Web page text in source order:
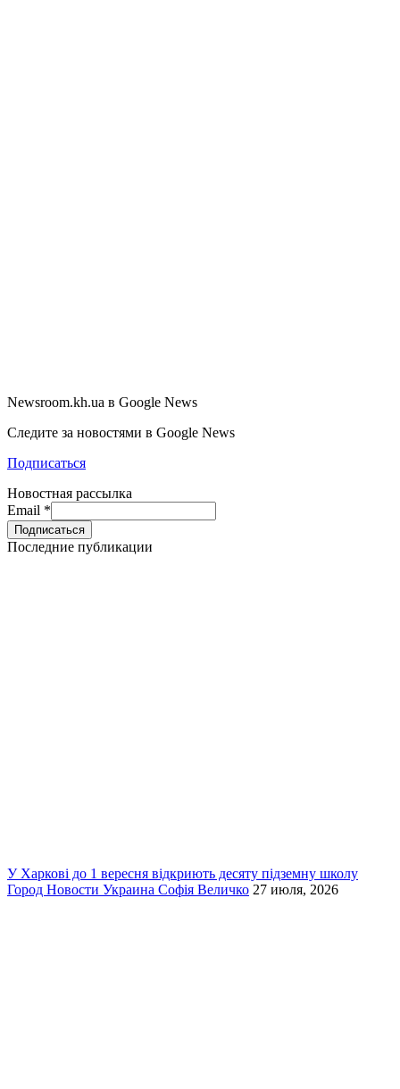
Newsroom.kh.ua в Google News
Следите за новостями в Google News
Подписаться
Новостная рассылка
Email *
Последние публикации
У Харкові до 1 вересня відкриють десяту підземну школу
Город Новости Украина Софія Величко 27 июля, 2026